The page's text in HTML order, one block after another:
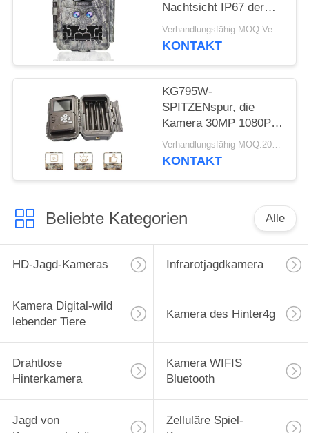
Nachtsicht IP67 der
Kamera-1080P jagt
Verhandlungsfähig MOQ:Verkäuflich
KONTAKT
KG795W-
SPITZENspur, die
Kamera 30MP 1080P
HD für Tier der wild
lebenden Tiere jagt
Verhandlungsfähig MOQ:20pcs
KONTAKT
Beliebte Kategorien Alle
HD-Jagd-Kameras Infrarotjagdkamera
Kamera Digital-wild
lebender Tiere
Kamera des Hinter4g
Drahtlose
Hinterkamera
Kamera WIFIS
Bluetooth
Jagd von
Zelluläre Spiel-